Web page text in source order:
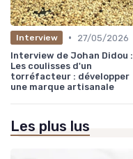
Interview •
27/05/2026
Interview de Johan Didou :
Les coulisses d'un
torréfacteur : développer
une marque artisanale
Les plus lus